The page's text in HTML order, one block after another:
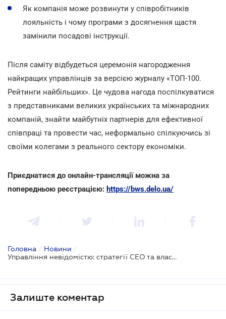
Як компанія може розвинути у співробітників
лояльність і чому програми з досягнення щастя
замінили посадові інструкції.
Після саміту відбудеться церемонія нагородження
найкращих управлінців за версією журналу «ТОП-100.
Рейтинги найбільших». Це чудова нагода поспілкуватися
з представниками великих українських та міжнародних
компаній, знайти майбутніх партнерів для ефективної
співпраці та провести час, неформально спілкуючись зі
своїми колегами з реального сектору економіки.
Приєднатися до онлайн-трансляції можна за
попередньою реєстрацією: https://bws.delo.ua/
Головна / Новини /
Управління невідомістю: стратегії СЕО та власників успішних компаній на Business Wisdom Summit
Залиште коментар